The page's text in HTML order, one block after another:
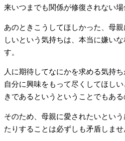
来いつまでも関係が修復されない場
あのときこうしてほしかった、母
しいという気持ちは、本当に嫌い
す。
人に期待してなにかを求める気持
自分に興味をもって尽くしてほし
きであるというということでもある
そのため、母親に愛されたいとい
たりすることは必ずしも矛盾しませ